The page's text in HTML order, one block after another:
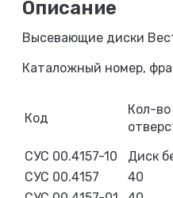
Высевающие диски
Каталожный номер,
Код
Кол-во
СУС 00.4157-10
Диск
СУС 00.4157
40